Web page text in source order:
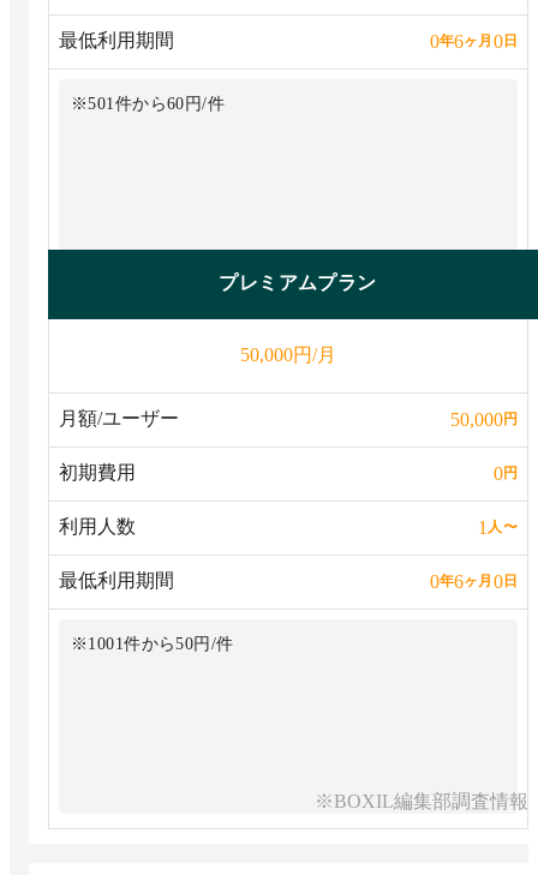
最低利用期間 0年6ヶ月 0日
※501件から60円/件
プレミアムプラン
50,000円/月
月額/ユーザー 50,000円
初期費用 0円
利用人数 1人〜
最低利用期間 0年6ヶ月 0日
※1001件から50円/件
※BOXIL編集部調査情報